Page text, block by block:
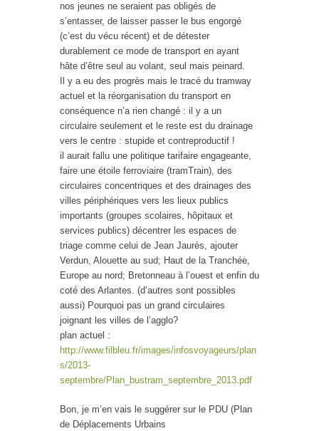
nos jeunes ne seraient pas obligés de
s’entasser, de laisser passer le bus engorgé
(c’est du vécu récent) et de détester
durablement ce mode de transport en ayant
hâte d’être seul au volant, seul mais peinard.
Il y a eu des progrès mais le tracé du tramway
actuel et la réorganisation du transport en
conséquence n’a rien changé : il y a un
circulaire seulement et le reste est du drainage
vers le centre : stupide et contreproductif !
il aurait fallu une politique tarifaire engageante,
faire une étoile ferroviaire (tramTrain), des
circulaires concentriques et des drainages des
villes périphériques vers les lieux publics
importants (groupes scolaires, hôpitaux et
services publics) décentrer les espaces de
triage comme celui de Jean Jaurès, ajouter
Verdun, Alouette au sud; Haut de la Tranchée,
Europe au nord; Bretonneau à l’ouest et enfin du
coté des Arlantes. (d’autres sont possibles
aussi) Pourquoi pas un grand circulaires
joignant les villes de l’agglo?
plan actuel :
http://www.filbleu.fr/images/infosvoyageurs/plan
s/2013-
septembre/Plan_bustram_septembre_2013.pdf
Bon, je m’en vais le suggérer sur le PDU (Plan
de Déplacements Urbains